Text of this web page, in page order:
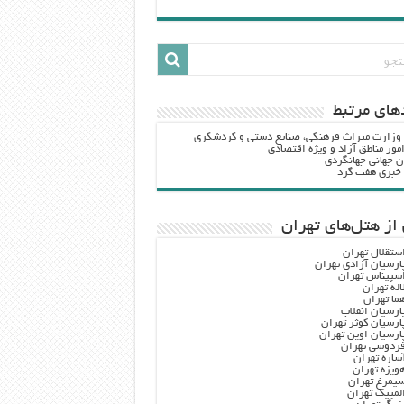
مرتبط
وزارت ميراث فرهنگي، صنایع دستی و گردشگري
مناطق آزاد و ویژه اقتصادی
جهانی جهانگردی
خبری هفت گرد
از هتل‌های تهران
تهران
آزادی تهران
تهران
تهران
تهران
انقلاب
کوثر تهران
اوین تهران
تهران
تهران
تهران
تهران
تهران